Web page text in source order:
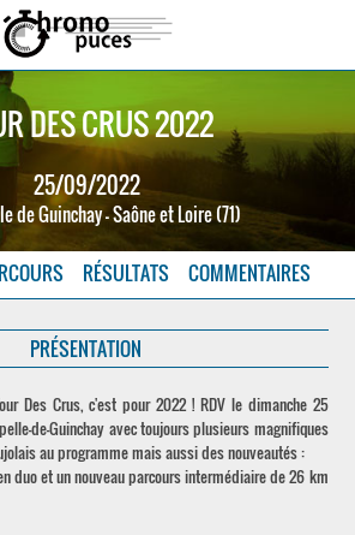
DES CRUS 2022
25/09/2022
de Guinchay - Saône et Loire (71)
RÉSULTATS COMMENTAIRES
PRÉSENTATION
Des Crus, c'est pour 2022 ! RDV le dimanche 25
de-Guinchay avec toujours plusieurs magnifiques
au programme mais aussi des nouveautés :
duo et un nouveau parcours intermédiaire de 26 km